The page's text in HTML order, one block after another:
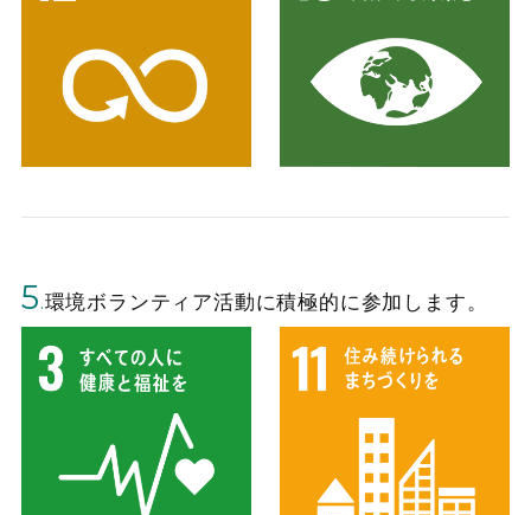
5.環境ボランティア活動に積極的に参加します。